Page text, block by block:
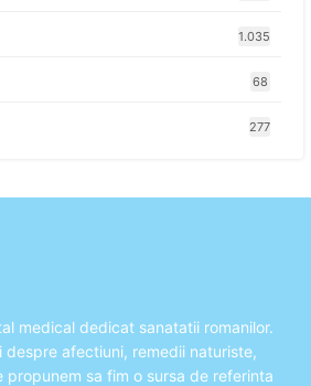
1.035
68
277
medical dedicat sanatatii romanilor.
despre afectiuni, remedii naturiste,
sa fim o sursa de referinta